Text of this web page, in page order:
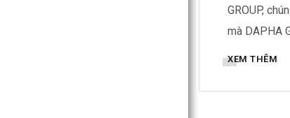
GROUP,
mà DAPHA
XEM THÊM